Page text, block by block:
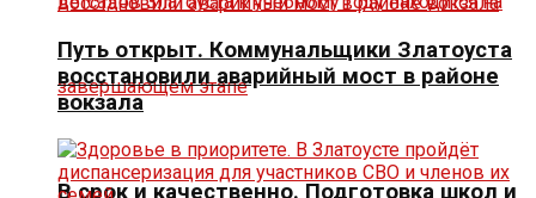
В срок и качественно. Подготовка школ и
Путь открыт. Коммунальщики Златоуста
восстановили аварийный мост в районе
вокзала